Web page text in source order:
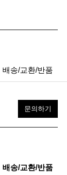
배송/교환/반품
문의하기
배송/교환/반품